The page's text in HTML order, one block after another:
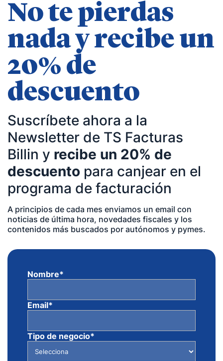
No te pierdas
nada y recibe un
20% de
descuento
Suscríbete ahora a la
Newsletter de TS Facturas
Billin y recibe un 20% de
descuento para canjear en el
programa de facturación
A principios de cada mes enviamos un email con
noticias de última hora, novedades fiscales y los
contenidos más buscados por autónomos y pymes.
Nombre*
Email*
Tipo de negocio*